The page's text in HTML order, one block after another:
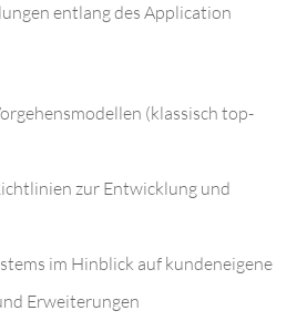
entlang des Application
(klassisch top-
zur Entwicklung und
im Hinblick auf kundeneigene
Erweiterungen